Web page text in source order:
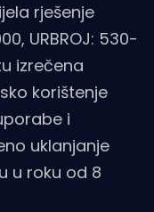
rješenje
URBROJ: 530-
izrečena
korištenje
i
uklanjanje
u roku od 8